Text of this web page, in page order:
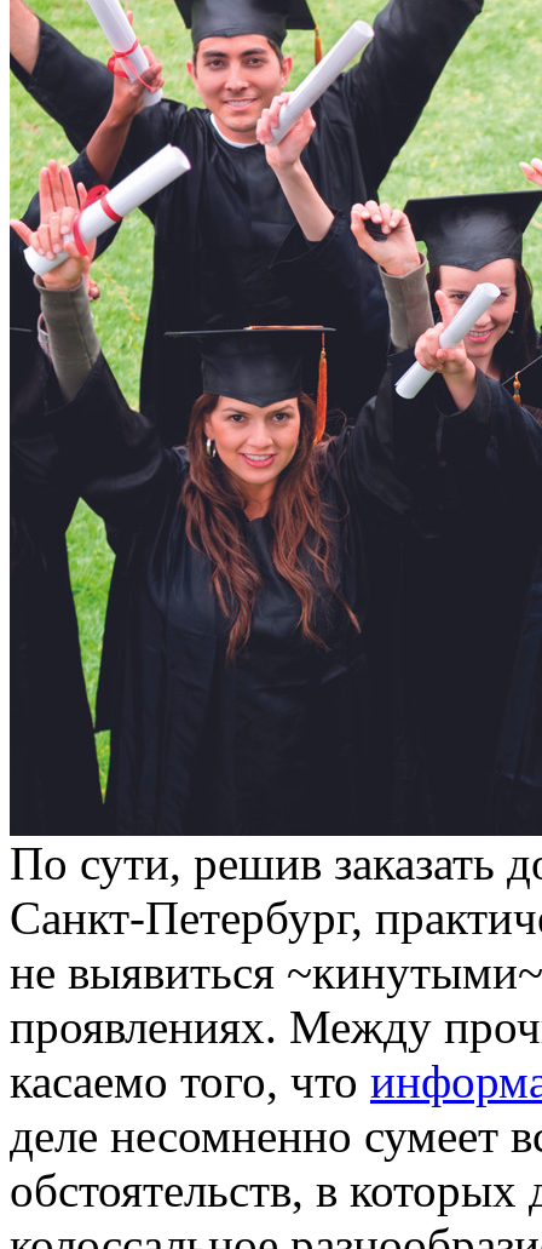
По сути, решив заказать
Санкт-Петербург,
не выявиться
проявлениях. Между
касаемо того, что
деле несомненно сумеет
обстоятельств, в которых